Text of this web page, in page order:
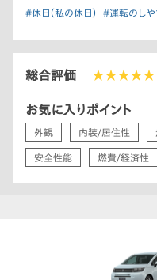
#休日（私の休日） #運転のしや
総合評価 ★★★★★
お気に入りポイント
外観 内装/居住性
安全性能 燃費/経済性